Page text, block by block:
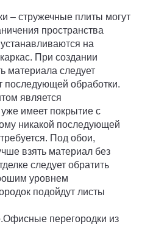
– стружечные плиты могут
пространства
на
При создании
материала следует
последующей обработки.
является
имеет покрытие с
никакой последующей
Под обои,
взять материал без
следует обратить
уровнем
подойдут листы
перегородки из